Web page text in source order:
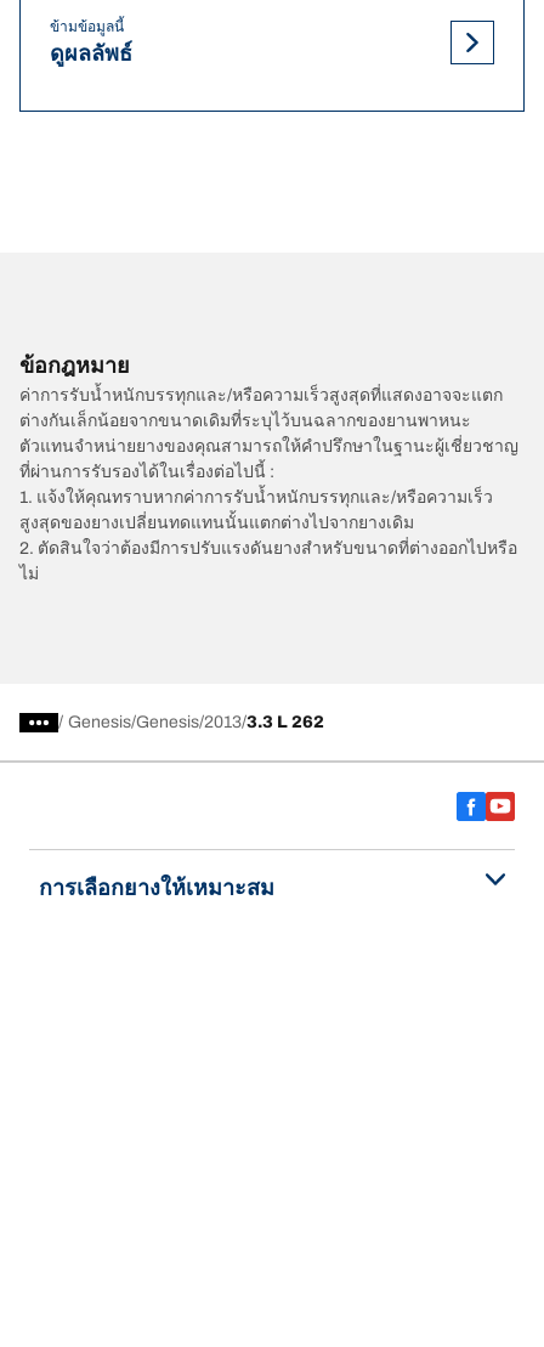
ข้ามข้อมูลนี้
ดูผลลัพธ์
ข้อกฎหมาย
ค่าการรับน้ำหนักบรรทุกและ/หรือความเร็วสูงสุดที่แสดงอาจจะแตก
ต่างกันเล็กน้อยจากขนาดเดิมที่ระบุไว้บนฉลากของยานพาหนะ
ตัวแทนจำหน่ายยางของคุณสามารถให้คำปรึกษาในฐานะผู้เชี่ยวชาญ
ที่ผ่านการรับรองได้ในเรื่องต่อไปนี้ :
1. แจ้งให้คุณทราบหากค่าการรับน้ำหนักบรรทุกและ/หรือความเร็ว
สูงสุดของยางเปลี่ยนทดแทนนั้นแตกต่างไปจากยางเดิม
2. ตัดสินใจว่าต้องมีการปรับแรงดันยางสำหรับขนาดที่ต่างออกไปหรือ
ไม่
/ Genesis Genesis 2013 3.3 L 262
การเลือกยางให้เหมาะสม